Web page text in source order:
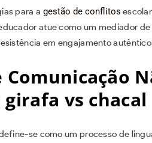
para a gestão de conflitos
atue como um mediador
em engajamento
Comunicação
vs chacal
se como um processo de